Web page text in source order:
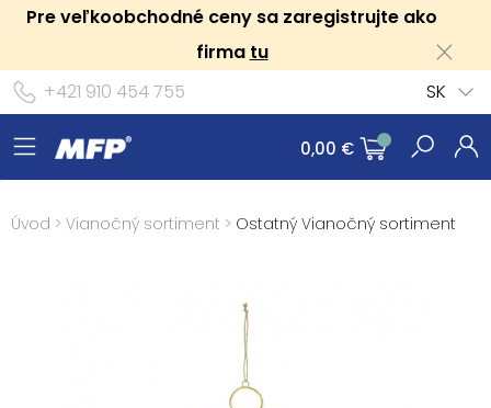
Pre veľkoobchodné ceny sa zaregistrujte ako
firma tu
+421 910 454 755
SK
0,00 €
Úvod > Vianočný sortiment > Ostatný Vianočný sortiment